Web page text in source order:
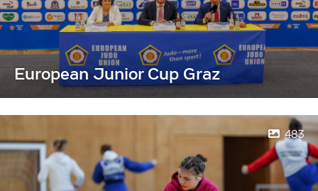
European Junior Cup Graz
483